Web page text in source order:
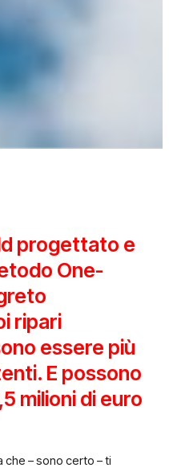
progettato e
One-
ripari
essere più
E possono
milioni di euro
– sono certo – ti